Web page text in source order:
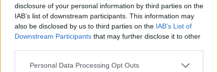
disclosure of your personal information by third parties on the
IAB’s list of downstream participants. This information may
also be disclosed by us to third parties on the IAB’s List of
Downstream Participants that may further disclose it to other
Personal Data Processing Opt Outs
COMANDO METROPOLITANO DO PORTO CELEBRA